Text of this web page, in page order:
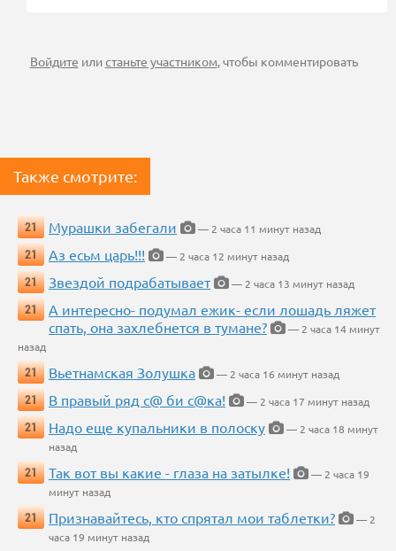
Войдите илистаньте участником, чтобы комментировать
Также смотрите:
21 Мурашки забегали
— 2 часа 11 минут назад
21
Аз есьм царь!!!
— 2 часа 12 минут назад
21
Звездой подрабатывает
— 2 часа 13 минут назад
21
А интересно- подумал ежик- если лошадь ляжет
спать, она захлебнется в тумане?
— 2 часа 14 минут
назад
21
Вьетнамская Золушка
— 2 часа 16 минут назад
21
В правый ряд с@ би с@ка!
— 2 часа 17 минут назад
21
Надо еще купальники в полоску
— 2 часа 18 минут
назад
21
Так вот вы какие - глаза на затылке!
— 2 часа 19
минут назад
21
Признавайтесь, кто спрятал мои таблетки?
— 2
часа 19 минут назад